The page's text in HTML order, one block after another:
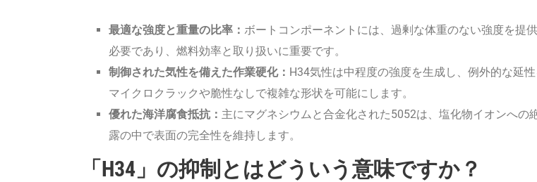
最適な強度と重量の比率： ボートコンポーネントには、過剰な体重のない強度を提
必要であり、燃料効率と取り扱いに重要です。
制御された気性を備えた作業硬化： H34気性は中程度の強度を生成し、例外的な延性
マイクロクラックや脆性なしで複雑な形状を可能にします。
優れた海洋腐食抵抗： 主にマグネシウムと合金化された5052は、塩化物イオンへの
露の中で表面の完全性を維持します。
「H34」の抑制とはどういう意味ですか？